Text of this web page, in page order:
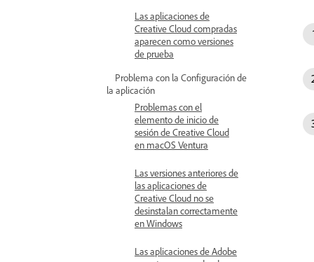
Las aplicaciones de
Creative Cloud compradas
aparecen como versiones
de prueba
Problema con la Configuración de
la aplicación
Problemas con el
elemento de inicio de
sesión de Creative Cloud
en macOS Ventura
Las versiones anteriores de
las aplicaciones de
Creative Cloud no se
desinstalan correctamente
en Windows
Las aplicaciones de Adobe